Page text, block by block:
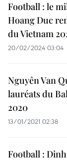
Football : le
Hoang Duc
du Vietnam
20/02/2024 03:04
Nguyên Van
lauréats du
2020
13/01/2021 02:38
Football :